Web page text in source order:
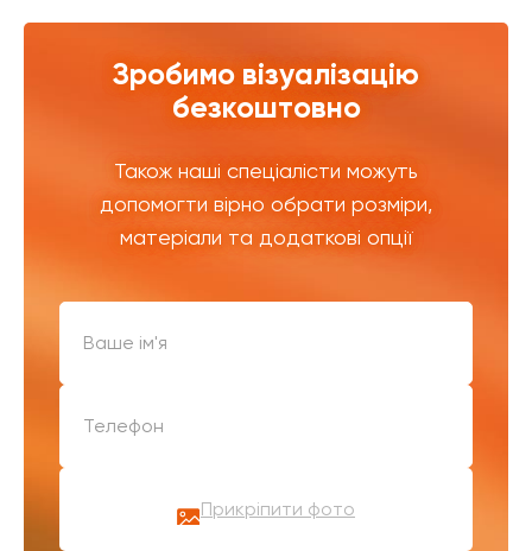
Зробимо візуалізацію
безкоштовно
Також наші спеціалісти можуть
допомогти вірно обрати розміри,
матеріали та додаткові опції
Прикріпити фото